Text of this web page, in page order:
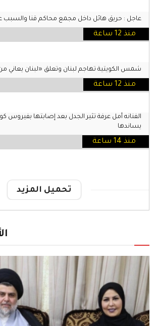
عاجل : حريق هائل داخل مجمع محاكم قنا والسبب
منذ 12 ساعة
شمس الكويتية تهاجم لبنان وتعلق «لبنان يعاني من
منذ 12 ساعة
الفنانه أمل عرفة تثير الجدل بعد إصابتها بفيروس
يساندها
منذ 14 ساعة
تحميل المزيد